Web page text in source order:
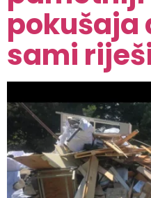
pokušaja
sami